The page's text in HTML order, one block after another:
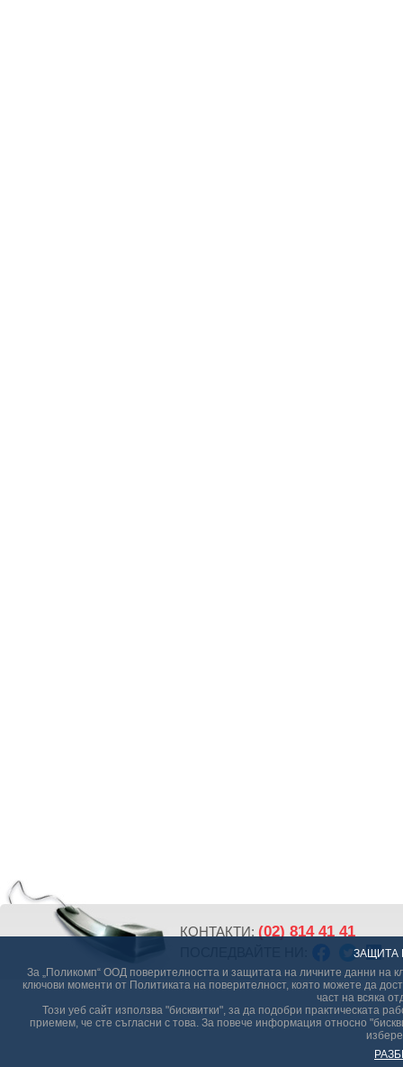
ЗАЩИТА
За „Поликомп“ ООД поверителността и защитата на личните данни на
ключови моменти от Политиката на поверителност, която можете да
част на всяка
Този уеб сайт използва "бисквитки", за да подобри практическата
приемем, че сте съгласни с това. За повече информация относно
КОНТАКТИ: (02) 814 41 41